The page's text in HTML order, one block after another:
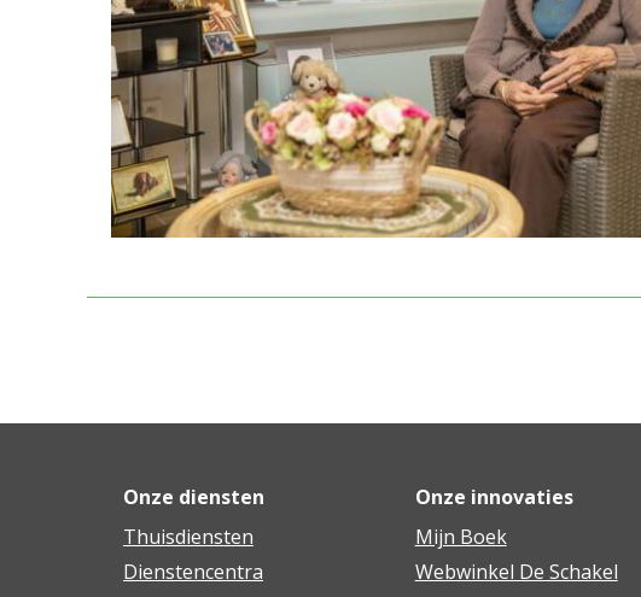
Onze diensten
Thuisdiensten
Dienstencentra
Onze innovaties
Mijn Boek
Webwinkel De Schakel